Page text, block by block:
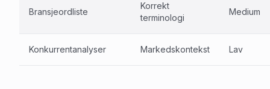
Bransjeordliste
Korrekt
terminologi
Medium
Konkurrentanalyser Markedskontekst Lav